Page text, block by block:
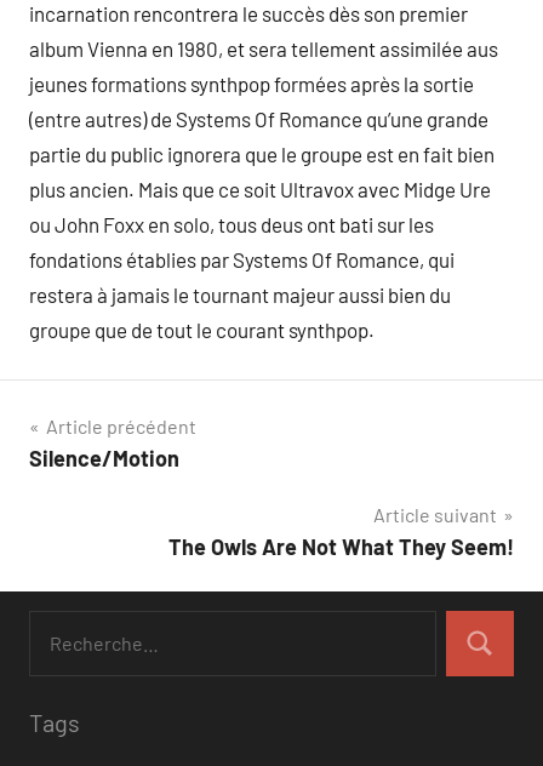
incarnation rencontrera le succès dès son premier
album Vienna en 1980, et sera tellement assimilée aus
jeunes formations synthpop formées après la sortie
(entre autres) de Systems Of Romance qu’une grande
partie du public ignorera que le groupe est en fait bien
plus ancien. Mais que ce soit Ultravox avec Midge Ure
ou John Foxx en solo, tous deus ont bati sur les
fondations établies par Systems Of Romance, qui
restera à jamais le tournant majeur aussi bien du
groupe que de tout le courant synthpop.
Navigation
de
Article précédent
Silence/Motion
Article suivant
The Owls Are Not What They Seem!
Tags